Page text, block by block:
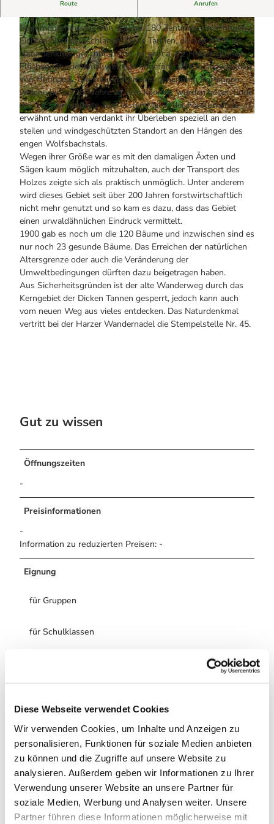
Diese Webseite verwendet Cookies
Wir verwenden Cookies, um Inhalte und Anzeigen zu
personalisieren, Funktionen für soziale Medien anbieten
zu können und die Zugriffe auf unsere Website zu
analysieren. Außerdem geben wir Informationen zu Ihrer
Verwendung unserer Website an unsere Partner für
soziale Medien, Werbung und Analysen weiter. Unsere
Partner führen diese Informationen möglicherweise mit
Bogenschiessen in Hohegeiss
Noch lange nicht Schicht im Schacht
Die Eisflüsterer: Harzer Falken
Wanderführer Jörg Kühnhold
Informationen für Gastgeberinnen
Kulinarik
Einkaufen
Webcams
© Braunlage Tourismus Marketing GmbH |CC-BY-NC-ND
© Picasa |CC-BY-NC-ND
Route Anrufen
Ein Standort der mit über 50 Meter Höhe und einen
Stammdurchmesser von 100 bis 180 Zentimeter mächtigen
Fichten Norddeutschlands. Dicke Tannen, die seit 1989 als
Naturdenkmal geschützt sind, ist ein ca. 4,2 Hektar großes
Flächennaturdenkmal welches ungefähr 1,5 Km südwestlich
von Hohegeiß. Die vom Volksmund genannten Rottannen,
welche bis zu 350 Jahre alt sein können, wurden gegen Ende
des 18. Jahrhunderts zum ersten Mal in der Forsturkunde
erwähnt und man verdankt ihr Überleben speziell an den
steilen und windgeschützten Standort an den Hängen des
engen Wolfsbachstals.
Wegen ihrer Größe war es mit den damaligen Äxten und
Sägen kaum möglich mitzuhalten, auch der Transport des
Holzes zeigte sich als praktisch unmöglich. Unter anderem
wird dieses Gebiet seit über 200 Jahren forstwirtschaftlich
nicht mehr genutzt und so kam es dazu, dass das Gebiet
einen urwaldähnlichen Eindruck vermittelt.
1900 gab es noch um die 120 Bäume und inzwischen sind es
nur noch 23 gesunde Bäume. Das Erreichen der natürlichen
Altersgrenze oder auch die Veränderung der
Umweltbedingungen dürften dazu beigetragen haben.
Aus Sicherheitsgründen ist der alte Wanderweg durch das
Kerngebiet der Dicken Tannen gesperrt, jedoch kann auch
vom neuen Weg aus vieles entdecken. Das Naturdenkmal
vertritt bei der Harzer Wandernadel die Stempelstelle Nr. 45.
Gut zu wissen
Öffnungszeiten
-
Preisinformationen
-
Information zu reduzierten Preisen: -
Eignung
für Gruppen
für Schulklassen
für Kinder (ab 10 Jahre)
Zahlungsmöglichkeiten
kostenfrei
Hygiene- und Infektionsschutzmaßnahmen
-